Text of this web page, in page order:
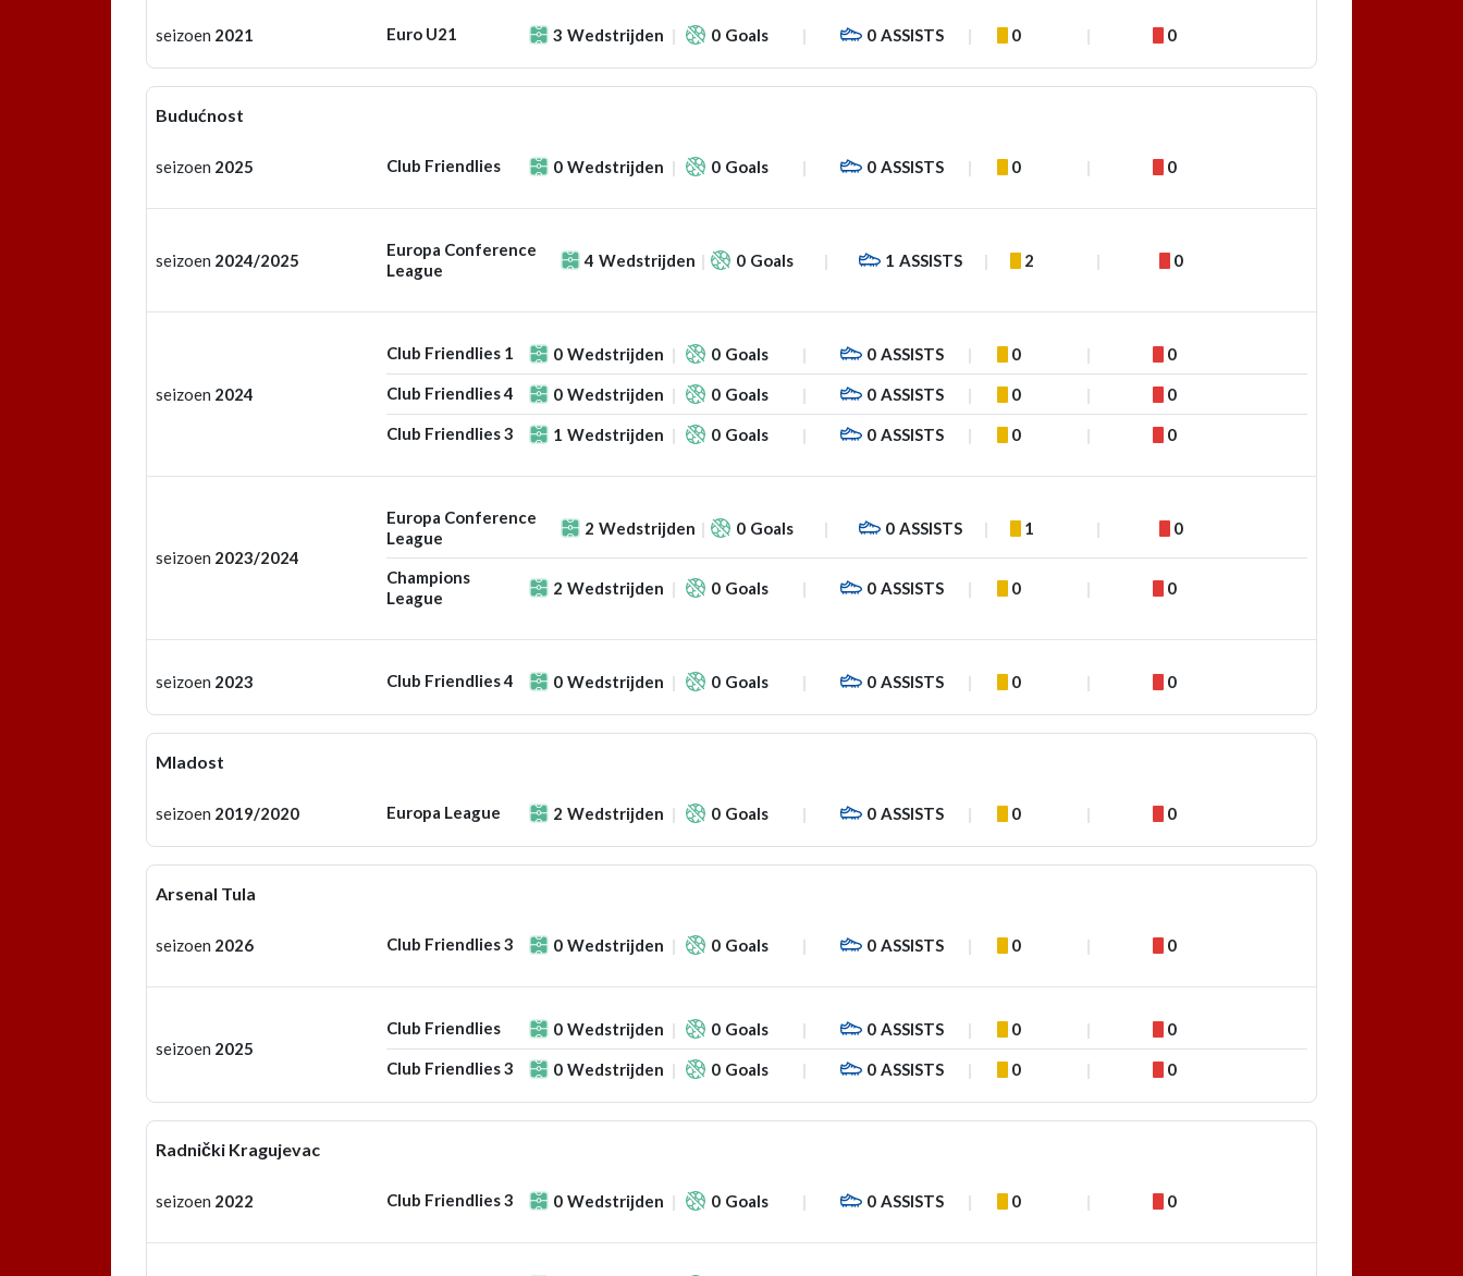
seizoen 2021 Euro U21 3 Wedstrijden 0 Goals 0 ASSISTS 0 0
Budućnost
seizoen 2025 Club Friendlies 0 Wedstrijden 0 Goals 0 ASSISTS 0 0
seizoen 2024/2025
Europa Conference
League
4 Wedstrijden 0 Goals 1 ASSISTS 2 0
seizoen 2024
Club Friendlies 1 0 Wedstrijden 0 Goals 0 ASSISTS 0 0
Club Friendlies 4 0 Wedstrijden 0 Goals 0 ASSISTS 0 0
Club Friendlies 3 1 Wedstrijden 0 Goals 0 ASSISTS 0 0
seizoen 2023/2024
Europa Conference
League
2 Wedstrijden 0 Goals 0 ASSISTS 1 0
Champions
League
2 Wedstrijden 0 Goals 0 ASSISTS 0 0
seizoen 2023 Club Friendlies 4 0 Wedstrijden 0 Goals 0 ASSISTS 0 0
Mladost
seizoen 2019/2020 Europa League 2 Wedstrijden 0 Goals 0 ASSISTS 0 0
Arsenal Tula
seizoen 2026 Club Friendlies 3 0 Wedstrijden 0 Goals 0 ASSISTS 0 0
seizoen 2025
Club Friendlies 0 Wedstrijden 0 Goals 0 ASSISTS 0 0
Club Friendlies 3 0 Wedstrijden 0 Goals 0 ASSISTS 0 0
Radnički Kragujevac
seizoen 2022 Club Friendlies 3 0 Wedstrijden 0 Goals 0 ASSISTS 0 0